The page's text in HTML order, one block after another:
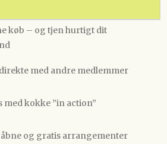
køb – og tjen hurtigt dit
med andre medlemmer
med kokke ”in action”
og gratis arrangementer